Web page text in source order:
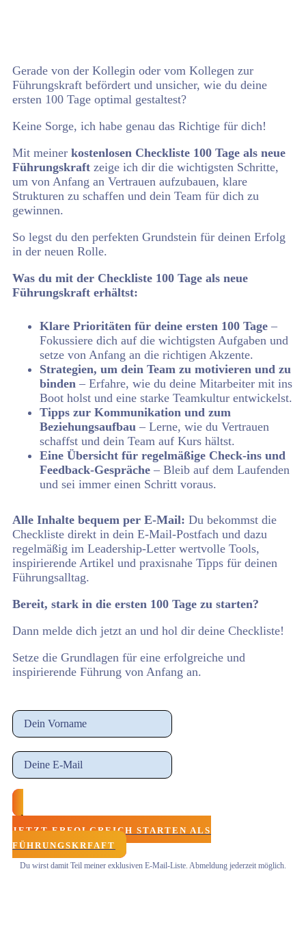
Gerade von der Kollegin oder vom Kollegen zur
Führungskraft befördert und unsicher, wie du deine
ersten 100 Tage optimal gestaltest?
Keine Sorge, ich habe genau das Richtige für dich!
Mit meiner kostenlosen Checkliste 100 Tage als neue
Führungskraft zeige ich dir die wichtigsten Schritte,
um von Anfang an Vertrauen aufzubauen, klare
Strukturen zu schaffen und dein Team für dich zu
gewinnen.
So legst du den perfekten Grundstein für deinen Erfolg
in der neuen Rolle.
Was du mit der Checkliste 100 Tage als neue
Führungskraft erhältst:
Klare Prioritäten für deine ersten 100 Tage –
Fokussiere dich auf die wichtigsten Aufgaben und
setze von Anfang an die richtigen Akzente.
Strategien, um dein Team zu motivieren und zu
binden – Erfahre, wie du deine Mitarbeiter mit ins
Boot holst und eine starke Teamkultur entwickelst.
Tipps zur Kommunikation und zum
Beziehungsaufbau – Lerne, wie du Vertrauen
schaffst und dein Team auf Kurs hältst.
Eine Übersicht für regelmäßige Check-ins und
Feedback-Gespräche – Bleib auf dem Laufenden
und sei immer einen Schritt voraus.
Alle Inhalte bequem per E-Mail: Du bekommst die
Checkliste direkt in dein E-Mail-Postfach und dazu
regelmäßig im Leadership-Letter wertvolle Tools,
inspirierende Artikel und praxisnahe Tipps für deinen
Führungsalltag.
Bereit, stark in die ersten 100 Tage zu starten?
Dann melde dich jetzt an und hol dir deine Checkliste!
Setze die Grundlagen für eine erfolgreiche und
inspirierende Führung von Anfang an.
JETZT ERFOLGREICH STARTEN ALS
FÜHRUNGSKRFAFT
Du wirst damit Teil meiner exklusiven E-Mail-Liste. Abmeldung jederzeit möglich.